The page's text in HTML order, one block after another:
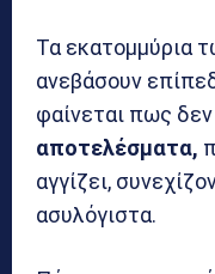
Τα εκατομμύρια
ανεβάσουν
φαίνεται πως
αποτελέσματα,
αγγίζει,
ασυλόγιστα.